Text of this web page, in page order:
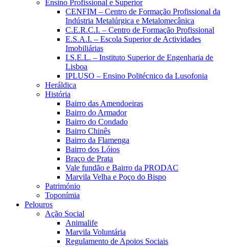
Ensino Profissional e Superior
CENFIM – Centro de Formação Profissional da
Indústria Metalúrgica e Metalomecânica
C.E.R.C.I. – Centro de Formação Profissional
E.S.A.I. – Escola Superior de Actividades
Imobiliárias
I.S.E.L. – Instituto Superior de Engenharia de
Lisboa
IPLUSO – Ensino Politécnico da Lusofonia
Heráldica
História
Bairro das Amendoeiras
Bairro do Armador
Bairro do Condado
Bairro Chinês
Bairro da Flamenga
Bairro dos Lóios
Braço de Prata
Vale fundão e Bairro da PRODAC
Marvila Velha e Poço do Bispo
Património
Toponímia
Pelouros
Ação Social
Animalife
Marvila Voluntária
Regulamento de Apoios Sociais